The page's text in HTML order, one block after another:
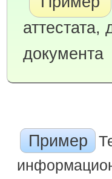
аттестата,
документа
Пример